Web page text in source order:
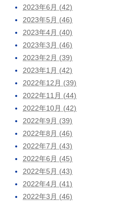
2023年6月 (42)
2023年5月 (46)
2023年4月 (40)
2023年3月 (46)
2023年2月 (39)
2023年1月 (42)
2022年12月 (39)
2022年11月 (44)
2022年10月 (42)
2022年9月 (39)
2022年8月 (46)
2022年7月 (43)
2022年6月 (45)
2022年5月 (43)
2022年4月 (41)
2022年3月 (46)